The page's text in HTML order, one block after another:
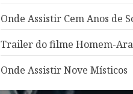
Onde Assistir Cem Anos de
Trailer do filme Homem-
Onde Assistir Nove Místicos